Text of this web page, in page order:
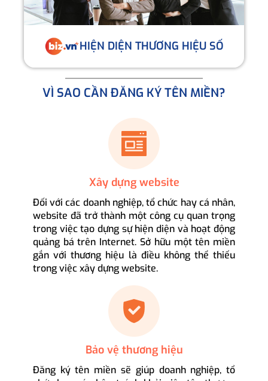
HIỆN DIỆN THƯƠNG HIỆU SỐ
VÌ SAO CẦN ĐĂNG KÝ TÊN MIỀN?
Xây dựng website
Đối với các doanh nghiệp, tổ chức hay cá nhân,
website đã trở thành một công cụ quan trọng
trong việc tạo dựng sự hiện diện và hoạt động
quảng bá trên Internet. Sở hữu một tên miền
gắn với thương hiệu là điều không thể thiếu
trong việc xây dựng website.
Bảo vệ thương hiệu
Đăng ký tên miền sẽ giúp doanh nghiệp, tổ